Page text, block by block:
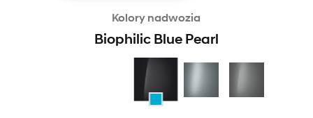
Kolory nadwozia
Biophilic Blue Pearl